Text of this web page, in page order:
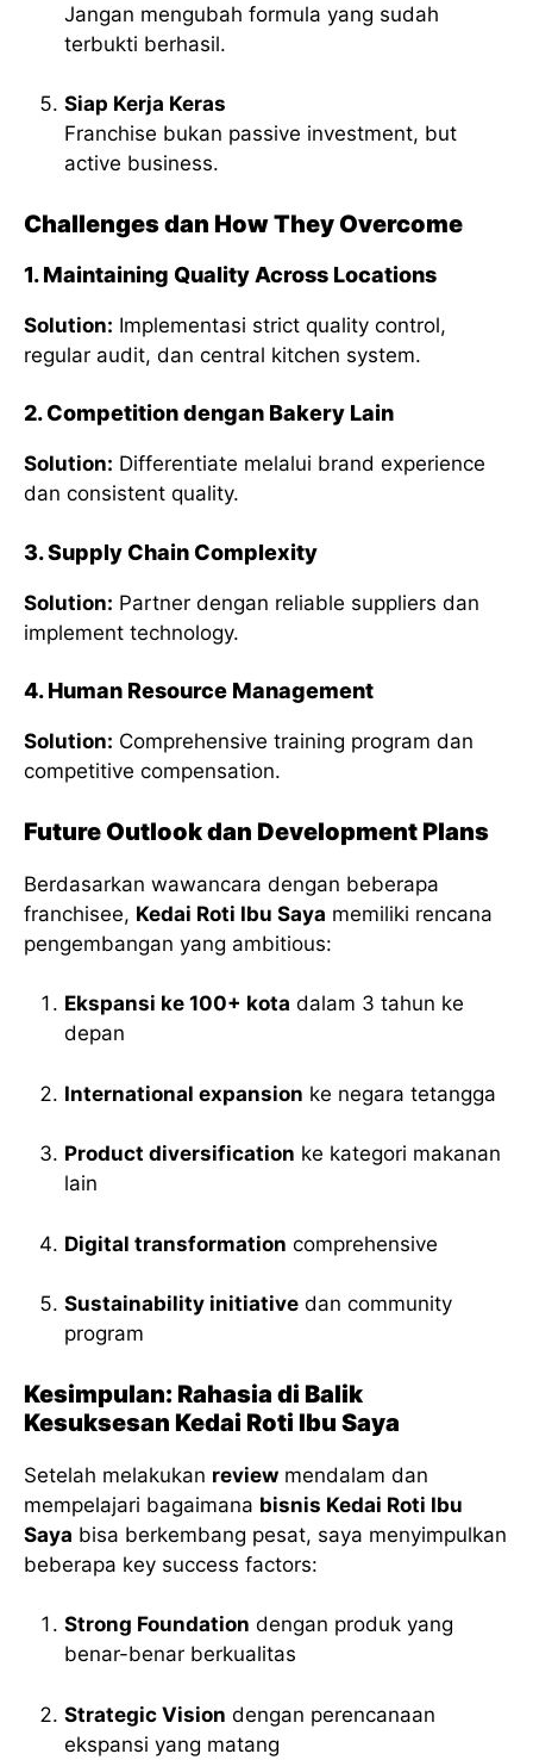
Jangan mengubah formula yang sudah
terbukti berhasil.
Siap Kerja Keras
Franchise bukan passive investment, but
active business.
Challenges dan How They Overcome
1. Maintaining Quality Across Locations
Solution: Implementasi strict quality control,
regular audit, dan central kitchen system.
2. Competition dengan Bakery Lain
Solution: Differentiate melalui brand experience
dan consistent quality.
3. Supply Chain Complexity
Solution: Partner dengan reliable suppliers dan
implement technology.
4. Human Resource Management
Solution: Comprehensive training program dan
competitive compensation.
Future Outlook dan Development Plans
Berdasarkan wawancara dengan beberapa
franchisee, Kedai Roti Ibu Saya memiliki rencana
pengembangan yang ambitious:
Ekspansi ke 100+ kota dalam 3 tahun ke
depan
International expansion ke negara tetangga
Product diversification ke kategori makanan
lain
Digital transformation comprehensive
Sustainability initiative dan community
program
Kesimpulan: Rahasia di Balik
Kesuksesan Kedai Roti Ibu Saya
Setelah melakukan review mendalam dan
mempelajari bagaimana bisnis Kedai Roti Ibu
Saya bisa berkembang pesat, saya menyimpulkan
beberapa key success factors:
Strong Foundation dengan produk yang
benar-benar berkualitas
Strategic Vision dengan perencanaan
ekspansi yang matang